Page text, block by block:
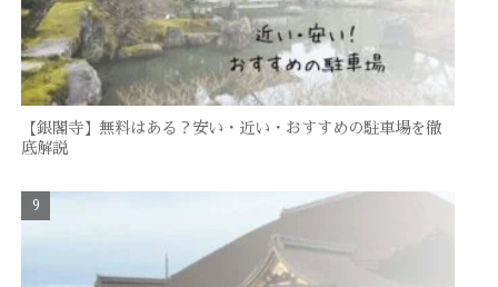
【銀閣寺】無料はある？安い・近い・おすすめの駐車場を徹
底解説